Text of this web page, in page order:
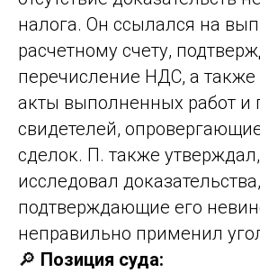
налога. Он ссылался на
расчетному счету,
перечисление НДС, а также
акты выполненных работ и
свидетелей,
сделок. П. также
исследовал доказательства,
подтверждающие его
неправильно применил
🔎 Позиция суда: